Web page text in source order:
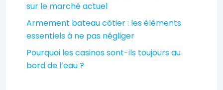
sur le marché actuel
Armement bateau côtier : les éléments
essentiels à ne pas négliger
Pourquoi les casinos sont-ils toujours au
bord de l’eau ?